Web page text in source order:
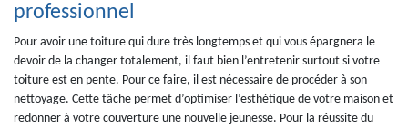
professionnel
Pour avoir une toiture qui dure très longtemps et qui vous épargnera le
devoir de la changer totalement, il faut bien l’entretenir surtout si votre
toiture est en pente. Pour ce faire, il est nécessaire de procéder à son
nettoyage. Cette tâche permet d’optimiser l’esthétique de votre maison et
redonner à votre couverture une nouvelle jeunesse. Pour la réussite du